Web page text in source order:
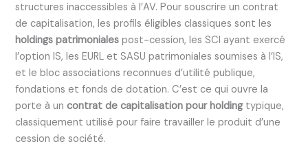
structures inaccessibles à l’AV. Pour souscrire un contrat
de capitalisation, les profils éligibles classiques sont les
holdings patrimoniales post-cession, les SCI ayant exercé
l’option IS, les EURL et SASU patrimoniales soumises à l’IS,
et le bloc associations reconnues d’utilité publique,
fondations et fonds de dotation. C’est ce qui ouvre la
porte à uncontrat de capitalisation pour holdingtypique,
classiquement utilisé pour faire travailler le produit d’une
cession de société.